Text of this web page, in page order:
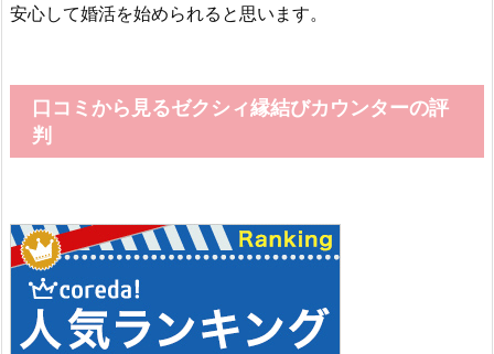
安心して婚活を始められると思います。
口コミから見るゼクシィ縁結びカウンターの評
判